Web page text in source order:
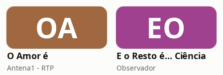
OA
O Amor é
Antena1 - RTP
EO
E o Resto é... Ciência
Observador